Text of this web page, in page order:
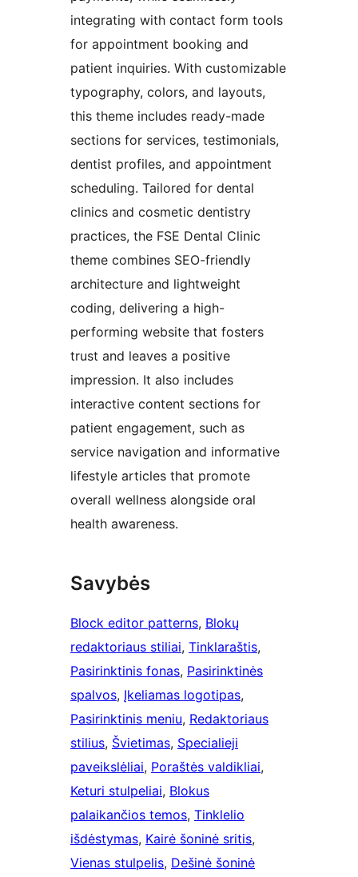
integrating with contact form tools
for appointment booking and
patient inquiries. With customizable
typography, colors, and layouts,
this theme includes ready-made
sections for services, testimonials,
dentist profiles, and appointment
scheduling. Tailored for dental
clinics and cosmetic dentistry
practices, the FSE Dental Clinic
theme combines SEO-friendly
architecture and lightweight
coding, delivering a high-
performing website that fosters
trust and leaves a positive
impression. It also includes
interactive content sections for
patient engagement, such as
service navigation and informative
lifestyle articles that promote
overall wellness alongside oral
health awareness.
Savybės
Block editor patterns, Blokų
redaktoriaus stiliai, Tinklaraštis
Pasirinktinis fonas, Pasirinktinės
spalvos, Įkeliamas logotipas
Pasirinktinis meniu, Redaktoriaus
stilius, Švietimas, Specialieji
paveikslėliai, Poraštės valdikliai
Keturi stulpeliai, Blokus
palaikančios temos, Tinklelio
išdėstymas, Kairė šoninė sritis
Vienas stulpelis, Dešinė šoninė